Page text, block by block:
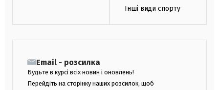
Інші види спорту
Email - розсилка
Будьте в курсі всіх новин і оновлень!
Перейдіть на сторінку наших розсилок, щоб